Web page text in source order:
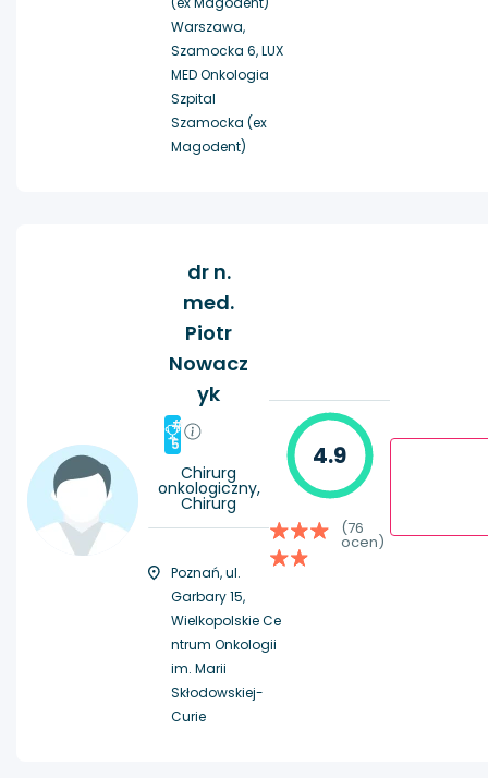
Warszawa,
Szamocka 6, LUX
MED Onkologia
Szpital
Szamocka (ex
Magodent)
dr n.
med.
Piotr
Nowacz
yk
#
5
Chirurg
onkologiczny,
Chirurg
Poznań, ul.
Garbary 15,
Wielkopolskie Ce
ntrum Onkologii
im. Marii
Skłodowskiej-
Curie
4.9
(76
ocen)